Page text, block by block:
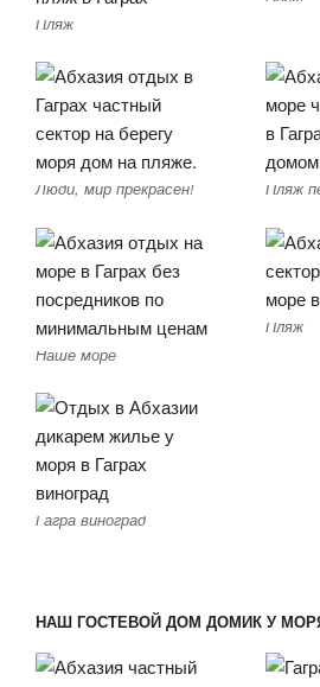
Пляж
Люди, мир прекрасен! Пляж
Наше море
Пляж
Гагра виноград
НАШ ГОСТЕВОЙ ДОМ ДОМИК У